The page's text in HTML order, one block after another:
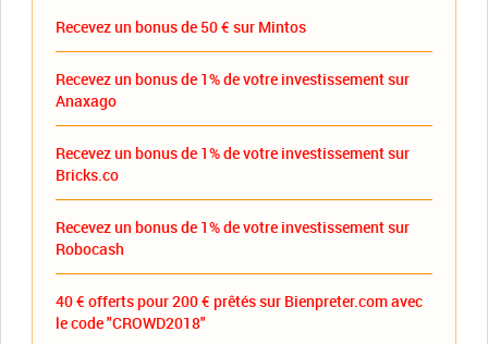
Recevez un bonus de 50 € sur Mintos
Recevez un bonus de 1% de votre investissement sur
Anaxago
Recevez un bonus de 1% de votre investissement sur
Bricks.co
Recevez un bonus de 1% de votre investissement sur
Robocash
40 € offerts pour 200 € prêtés sur Bienpreter.com avec
le code "CROWD2018"